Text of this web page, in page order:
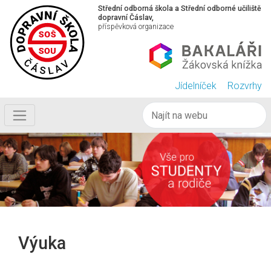
Střední odborná škola a Střední odborné učiliště
dopravní Čáslav,
příspěvková organizace
Jídelníček Rozvrhy
Výuka